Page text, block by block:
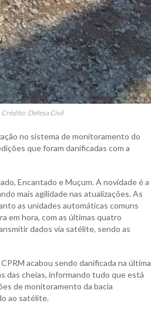
Defesa Civil
no sistema de monitoramento do
que foram danificadas com a
Encantado e Muçum. A novidade é a
mais agilidade nas atualizações. As
as unidades automáticas comuns
em hora, com as últimas quatro
dados via satélite, sendo as
acabou sendo danificada na última
das cheias, informando tudo que está
de monitoramento da bacia
ao satélite.